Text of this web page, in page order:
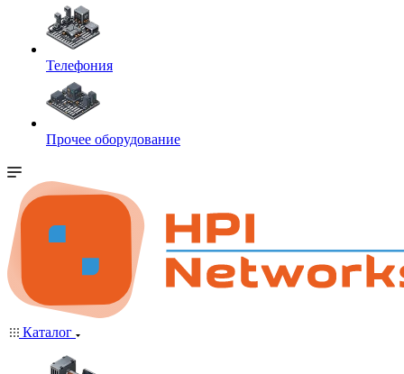
Телефония
Прочее оборудование
Каталог